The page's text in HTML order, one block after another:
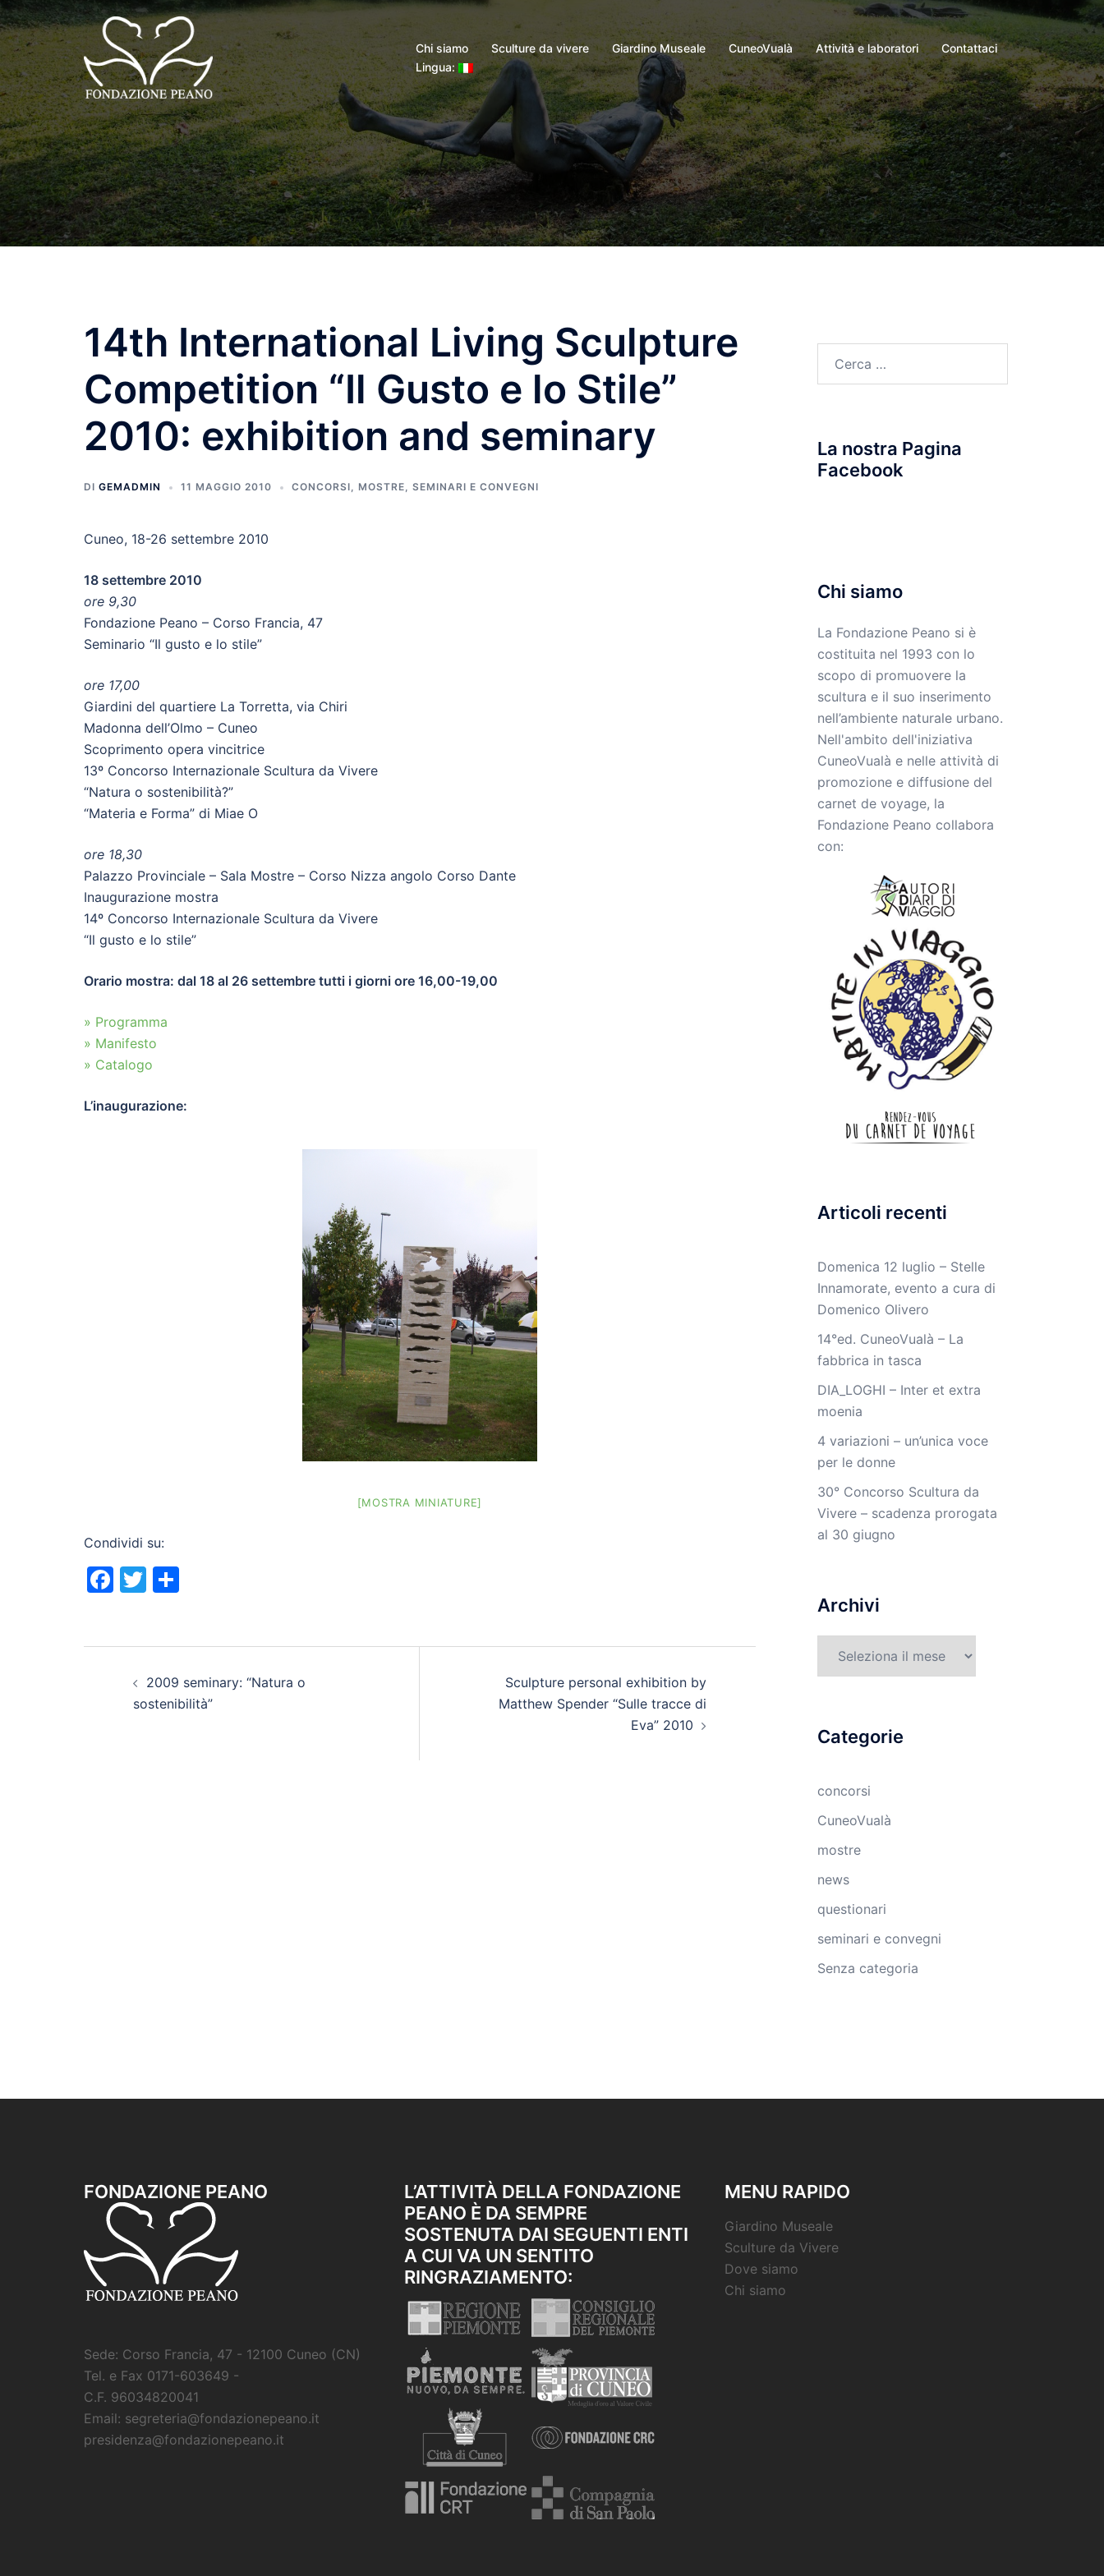
Vai
al
contenuto
Chi siamo Sculture da vivere Giardino Museale CuneoVualà Attività e laboratori
Contattaci
Lingua:
14th International Living Sculpture
Competition “Il Gusto e lo Stile”
2010: exhibition and seminary
DI GEMADMIN 11 MAGGIO 2010 CONCORSI, MOSTRE, SEMINARI E CONVEGNI
Cuneo, 18-26 settembre 2010
18 settembre 2010
ore 9,30
Fondazione Peano – Corso Francia, 47
Seminario “Il gusto e lo stile”
ore 17,00
Giardini del quartiere La Torretta, via Chiri
Madonna dell’Olmo – Cuneo
Scoprimento opera vincitrice
13º Concorso Internazionale Scultura da Vivere
“Natura o sostenibilità?”
“Materia e Forma” di Miae O
ore 18,30
Palazzo Provinciale – Sala Mostre – Corso Nizza angolo Corso Dante
Inaugurazione mostra
14º Concorso Internazionale Scultura da Vivere
“Il gusto e lo stile”
Orario mostra: dal 18 al 26 settembre tutti i giorni ore 16,00-19,00
» Programma
» Manifesto
» Catalogo
L’inaugurazione:
[MOSTRA MINIATURE]
Condividi su:
Facebook
Twitter
articolo
2009 seminary: “Natura o
sostenibilità”
Sculpture personal exhibition by
Matthew Spender “Sulle tracce di
Eva” 2010
La nostra Pagina
Facebook
Chi siamo
La Fondazione Peano si è
costituita nel 1993 con lo
scopo di promuovere la
scultura e il suo inserimento
nell’ambiente naturale urbano.
Nell'ambito dell'iniziativa
CuneoVualà e nelle attività di
promozione e diffusione del
carnet de voyage, la
Fondazione Peano collabora
con:
Articoli recenti
Domenica 12 luglio – Stelle
Innamorate, evento a cura di
Domenico Olivero
14°ed. CuneoVualà – La
fabbrica in tasca
DIA_LOGHI – Inter et extra
moenia
4 variazioni – un’unica voce
per le donne
30° Concorso Scultura da
Vivere – scadenza prorogata
al 30 giugno
Archivi
Categorie
concorsi
CuneoVualà
mostre
news
questionari
seminari e convegni
Senza categoria
FONDAZIONE PEANO
Sede: Corso Francia, 47 - 12100 Cuneo (CN)
Tel. e Fax 0171-603649 -
C.F. 96034820041
Email: segreteria@fondazionepeano.it
presidenza@fondazionepeano.it
L’ATTIVITÀ DELLA FONDAZIONE
PEANO È DA SEMPRE
SOSTENUTA DAI SEGUENTI ENTI
A CUI VA UN SENTITO
RINGRAZIAMENTO:
MENU RAPIDO
Giardino Museale
Sculture da Vivere
Dove siamo
Chi siamo